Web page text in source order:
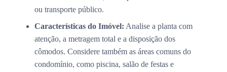
ou transporte público.
Características do Imóvel: Analise a planta com
atenção, a metragem total e a disposição dos
cômodos. Considere também as áreas comuns do
condomínio, como piscina, salão de festas e